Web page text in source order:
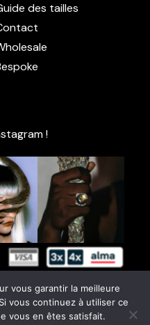
des tailles
!
vous garantir la meilleure
vous continuez à utiliser ce
vous en êtes satisfait.